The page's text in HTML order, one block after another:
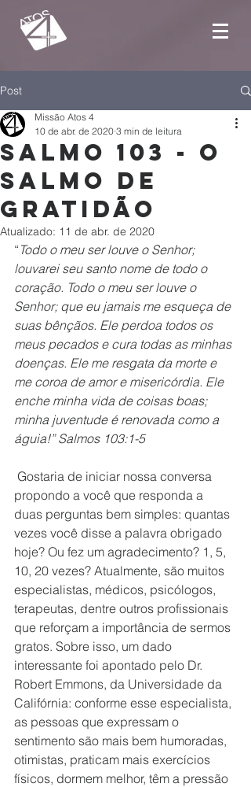
Post
Salmo 103 - O
Salmo de
gratidão
Missão Atos 4
10 de abr. de 2020 3 min de leitura
Atualizado: 11 de abr. de 2020
“ Todo o meu ser louve o Senhor;
louvarei seu santo nome de todo o
coração. Todo o meu ser louve o
Senhor; que eu jamais me esqueça de
suas bênçãos. Ele perdoa todos os
meus pecados e cura todas as minhas
doenças. Ele me resgata da morte e
me coroa de amor e misericórdia. Ele
enche minha vida de coisas boas;
minha juventude é renovada como a
águia!” Salmos 103:1-5
propondo a você que responda a
duas perguntas bem simples: quantas
vezes você disse a palavra obrigado
hoje? Ou fez um agradecimento? 1, 5,
10, 20 vezes? Atualmente, são muitos
especialistas, médicos, psicólogos,
terapeutas, dentre outros profissionais
que reforçam a importância de sermos
gratos. Sobre isso, um dado
interessante foi apontado pelo Dr.
Robert Emmons, da Universidade da
Califórnia: conforme esse especialista,
as pessoas que expressam o
sentimento são mais bem humoradas,
otimistas, praticam mais exercícios
físicos, dormem melhor, têm a pressão